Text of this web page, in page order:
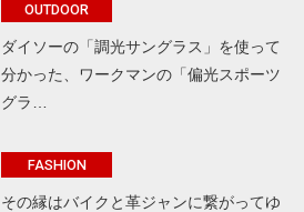
OUTDOOR
ダイソーの「調光サングラス」を使って
分かった、ワークマンの「偏光スポーツ
グラ…
FASHION
その縁はバイクと革ジャンに繋がってゆ